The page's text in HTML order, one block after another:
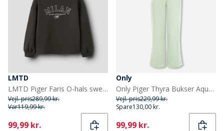
LMTD
LMTD Piger Faris O-hals sweatshirt Black Coffee
Vejl. pris289,99 kr.
Var119,99 kr.
Current
99,99 kr.
Only
Only Piger Thyra Bukser Aqua Foam
Vejl. pris229,99 kr.
Spare130,00 kr.
Current
99,99 kr.